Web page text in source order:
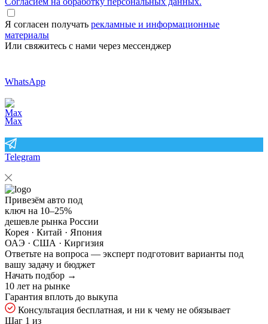
Я согласен получать рекламные и информационные
материалы
Или свяжитесь с нами через мессенджер
WhatsApp
Max
Telegram
Привезём авто под
ключ на 10–25%
дешевле рынка России
Корея · Китай · Япония
ОАЭ · США · Киргизия
Ответьте на вопроса — эксперт подготовит варианты под
вашу задачу и бюджет
Начать подбор →
10 лет на рынке
Гарантия вплоть до выкупа
Консультация бесплатная, и ни к чему не обязывает
Шаг 1 из